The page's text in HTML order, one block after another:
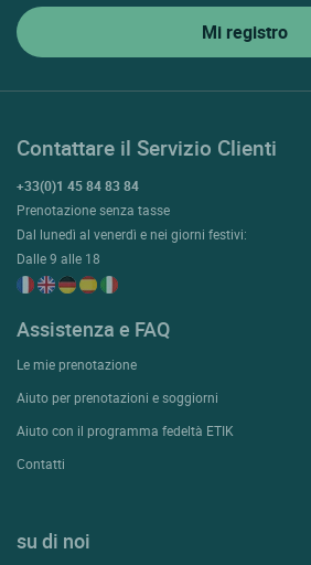
Contattare il Servizio Clienti
+33(0)1 45 84 83 84
Prenotazione senza tasse
Dal lunedì al venerdì e nei giorni festivi:
Dalle 9 alle 18
Assistenza e FAQ
Le mie prenotazione
Aiuto per prenotazioni e soggiorni
Aiuto con il programma fedeltà ETIK
Contatti
su di noi